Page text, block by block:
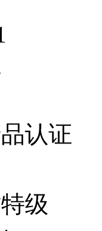
认证
级